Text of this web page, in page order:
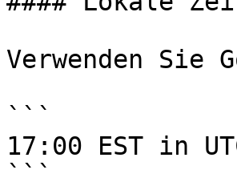
Verwenden Sie
```
17:00 EST in
```